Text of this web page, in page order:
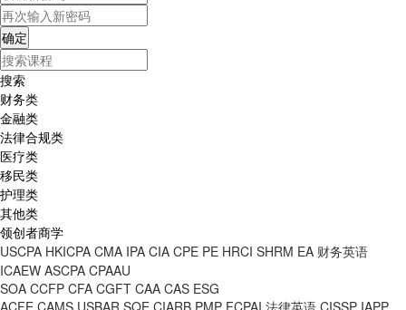
搜索
财务类
金融类
法律合规类
医疗类
移民类
护理类
其他类
领创者商学
USCPA HKICPA CMA IPA CIA CPE PE HRCI SHRM EA 财务英语
ICAEW ASCPA CPAAU
SOA CCFP CFA CGFT CAA CAS ESG
ACFE CAMS USBAR SQE CIARB PMP FCPAI 法律英语 CISSP IAPP